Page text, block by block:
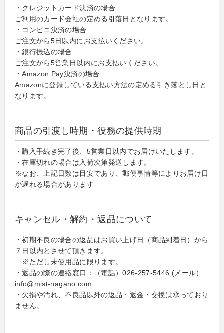
・クレジットカード決済の場合
ご利用のカード会社の定める引落日となります。
・コンビニ決済の場合
ご注文から5日以内にお支払いください。
・銀行振込の場合
ご注文から5営業日以内にお支払いください。
・Amazon Pay決済の場合
Amazonに登録している支払い方法の定める引き落とし日と
なります。
商品の引渡し時期・役務の提供時期
・購入手続き完了後、5営業日以内でお届けいたします。
・在庫切れの場合は入荷次第発送します。
※なお、上記日数は目安であり、郵便事情等によりお届け日
が遅れる場合があります
キャンセル・解約・返品について
・初期不良の場合の返品はお買い上げ日（商品到着日）から
７日以内とさせて頂きます。
※ただし未使用品に限ります。
・返品の際の連絡窓口：（電話）026-257-5446 (メール）
info@mist-nagano.com
・欠損や汚れ、不良品以外の返品・返金・交換は承っており
ません。